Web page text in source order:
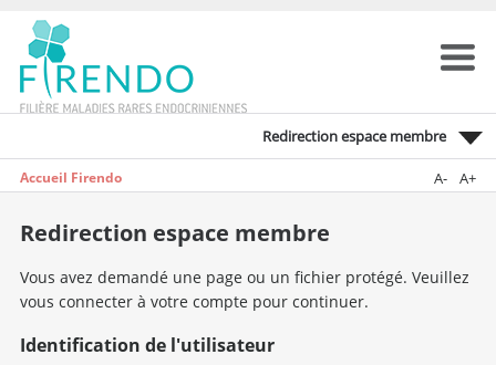
Redirection espace membre
Accueil Firendo A- A+
Redirection espace membre
Vous avez demandé une page ou un fichier protégé. Veuillez
vous connecter à votre compte pour continuer.
Identification de l'utilisateur